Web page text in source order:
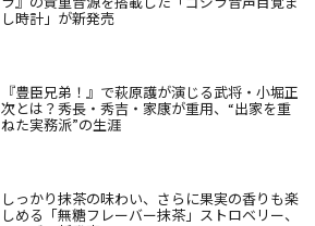
し時計」が新発売
『豊臣兄弟！』で萩原護が演じる武将・小堀正
次とは？秀長・秀吉・家康が重用、“出家を重
ねた実務派”の生涯
しっかり抹茶の味わい、さらに果実の香りも楽
しめる「無糖フレーバー抹茶」ストロベリー、